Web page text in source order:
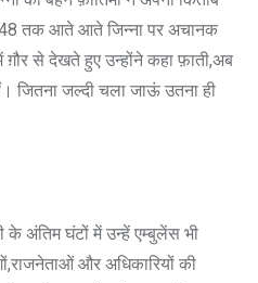
तक आते आते जिन्ना पर अचानक
से देखते हुए उन्होंने कहा फ़ाती,अब
जितना जल्दी चला जाऊं उतना ही
के अंतिम घंटों में उन्हें एम्बुलेंस भी
और अधिकारियों की